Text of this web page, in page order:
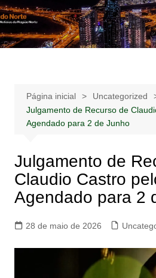
Ir
para
o
Notícias – Publicidades – Anúncios
Página inicial
Uncategorized
Julgamento de Recurso de
Agendado para 2 de Junho
Julgamento de
Claudio Castro
Agendado para 2
28 de maio de 2026